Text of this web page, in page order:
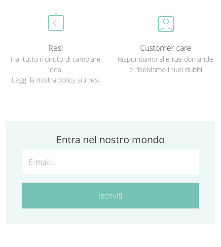
assignment_return
Resi
Hai tutto il diritto di cambiare
idea.
Leggi la nostra policy sui resi
perm_contact_calendar
Customer care
Rispondiamo alle tue domande
e risolviamo i tuoi dubbi
Entra nel nostro mondo
Iscriviti